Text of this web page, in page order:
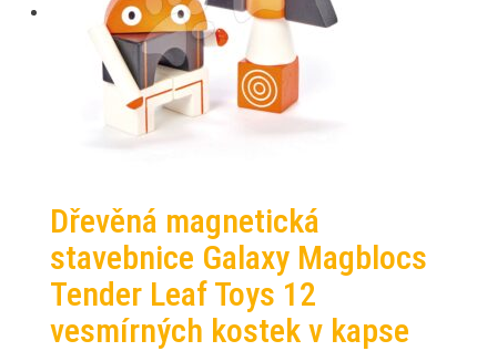
Dřevěná magnetická
stavebnice Galaxy Magblocs
Tender Leaf Toys 12
vesmírných kostek v kapse